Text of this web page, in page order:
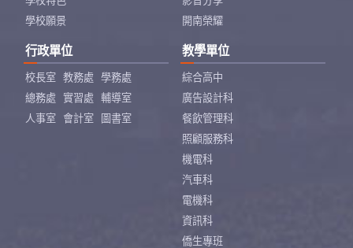
學校願景
開南榮耀
行政單位
校長室 教務處
學務處
總務處
實習處
輔導室
人事室
會計室 圖書室
教學單位
綜合高中
廣告設計科
餐飲管理科
照顧服務科
機電科
汽車科
電機科
資訊科
僑生專班